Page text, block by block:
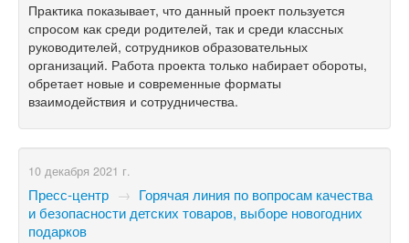
Практика показывает, что данный проект пользуется
спросом как среди родителей, так и среди классных
руководителей, сотрудников образовательных
организаций. Работа проекта только набирает обороты,
обретает новые и современные форматы
взаимодействия и сотрудничества.
10 декабря 2021 г.
Пресс-центр → Горячая линия по вопросам качества
и безопасности детских товаров, выборе новогодних
подарков